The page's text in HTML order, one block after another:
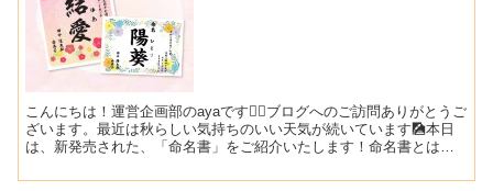
こんにちは！運営企画部のayaです🙋‍♀️ブログへのご訪問ありがとうご
ざいます。最近は秋らしい気持ちのいい天気が続いています🎑本日
は、新発売された、「命名書」をご紹介いたします！命名書とは？